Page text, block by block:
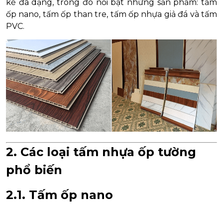
kế đa dạng, trong đó nổi bật những sản phẩm: tấm
ốp nano, tấm ốp than tre, tấm ốp nhựa giả đá và tấm
PVC.
2. Các loại tấm nhựa ốp tường
phổ biến
2.1. Tấm ốp nano